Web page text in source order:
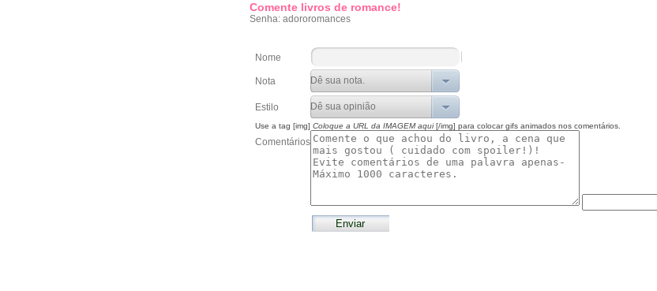
Comente livros de romance!
Senha: adororomances
Nome
Nota
Estilo
Use a tag [img] Coloque a URL da IMAGEM aqui[/img] para colocar gifs animados nos comentários.
Comentários